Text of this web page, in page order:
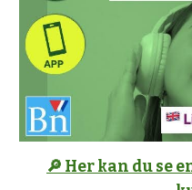
🔎 Her kan du se